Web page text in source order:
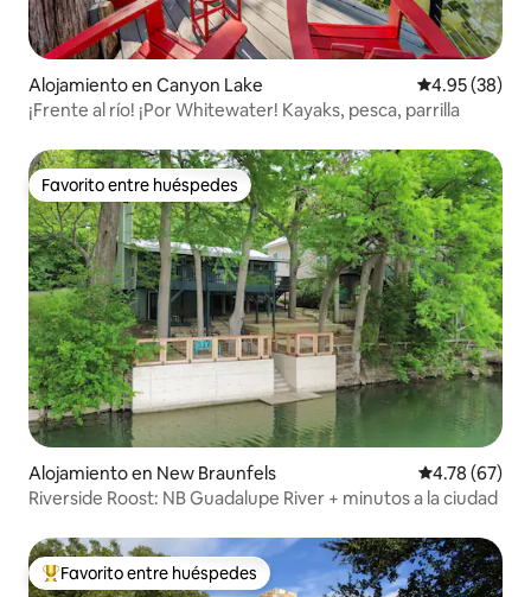
Alojamiento en Canyon Lake Calificación
4.95 (38)
¡Frente al río! ¡Por Whitewater! Kayaks, pesca, parrilla
Favorito entre huéspedes
Favorito entre huéspedes
Alojamiento en New Braunfels Calificación
4.78 (67)
Riverside Roost: NB Guadalupe River + minutos a la ciudad
Favorito entre huéspedes preferido
Favorito entre huéspedes